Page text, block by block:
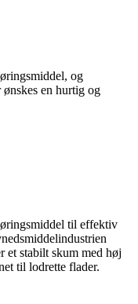
og
ønskes en hurtig og
til effektiv
et stabilt skum med høj
til lodrette flader.